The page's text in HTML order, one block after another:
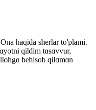
haqida sherlar to'plami.
qildim tɑsɑvvur,
behisob qilɑmɑn